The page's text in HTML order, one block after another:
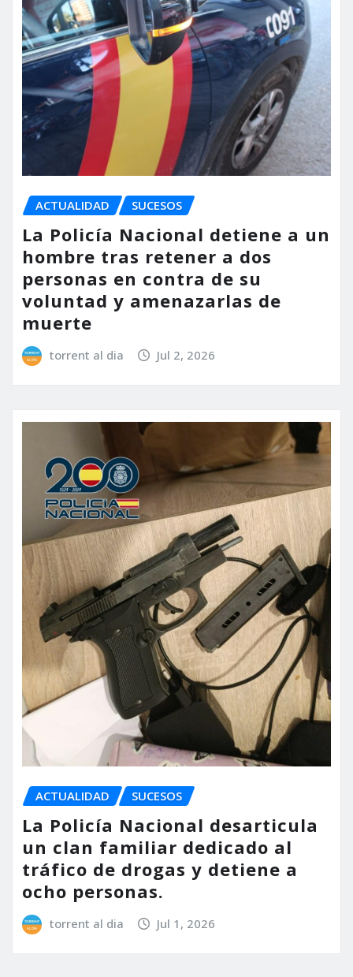
ACTUALIDAD SUCESOS
La Policía Nacional detiene a un
hombre tras retener a dos
personas en contra de su
voluntad y amenazarlas de
muerte
torrent al dia Jul 2, 2026
ACTUALIDAD SUCESOS
La Policía Nacional desarticula
un clan familiar dedicado al
tráfico de drogas y detiene a
ocho personas.
torrent al dia Jul 1, 2026